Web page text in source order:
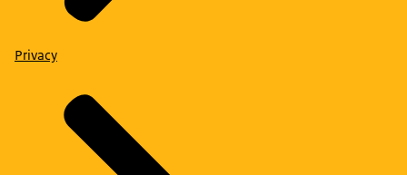
Privacy